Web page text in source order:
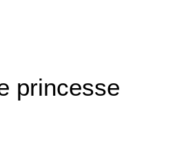
princesse